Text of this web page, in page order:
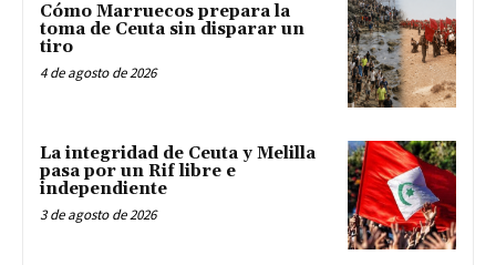
Cómo Marruecos prepara la
toma de Ceuta sin disparar un
tiro
4 de agosto de 2026
La integridad de Ceuta y Melilla
pasa por un Rif libre e
independiente
3 de agosto de 2026